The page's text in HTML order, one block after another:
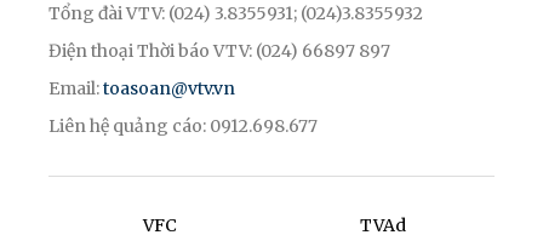
Tổng đài VTV: (024) 3.8355931; (024)3.8355932
Điện thoại Thời báo VTV: (024) 66897 897
Email:toasoan@vtv.vn
Liên hệ quảng cáo: 0912.698.677
VFC TVAd